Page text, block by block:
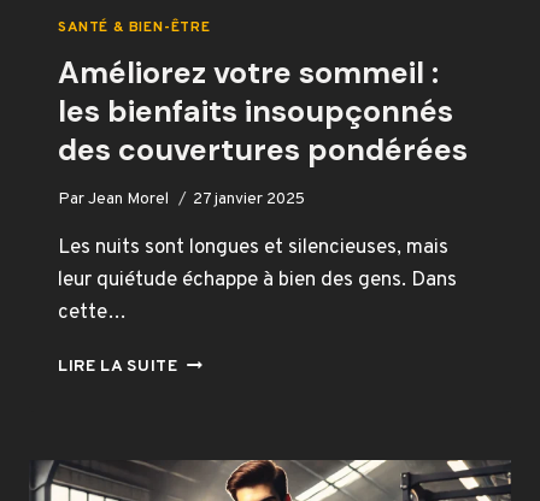
SANTÉ & BIEN-ÊTRE
Améliorez votre sommeil :
les bienfaits insoupçonnés
des couvertures pondérées
ParJean Morel 27 janvier 2025
Les nuits sont longues et silencieuses, mais
leur quiétude échappe à bien des gens. Dans
cette…
LIRE LA SUITEAMÉLIOREZ
LES
BIENFAITS